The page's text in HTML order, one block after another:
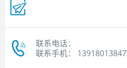
联系电话：
联系手机： 13918013847